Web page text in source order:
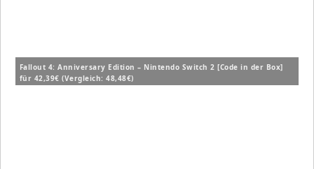
Fallout 4: Anniversary Edition – Nintendo Switch 2 [Code in der Box]
für 42,39€ (Vergleich: 48,48€)